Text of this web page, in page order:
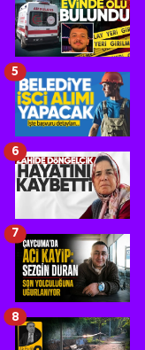
5
6
7
8